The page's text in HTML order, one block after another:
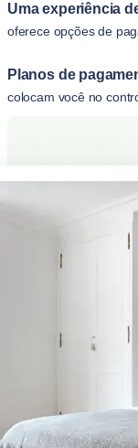
Uma experiência
oferece opções de
Planos de
colocam você no